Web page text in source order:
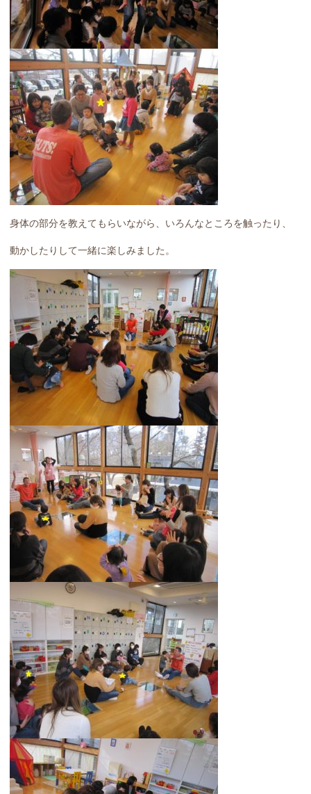
身体の部分を教えてもらいながら、いろんなところを触ったり、
動かしたりして一緒に楽しみました。